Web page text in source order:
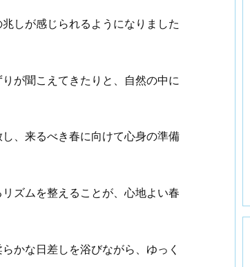
しが感じられるようになりました
が聞こえてきたりと、自然の中に
、来るべき春に向けて心身の準備
ズムを整えることが、心地よい春
かな日差しを浴びながら、ゆっく